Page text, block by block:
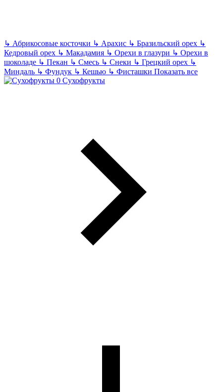
↳ Абрикосовые косточки ↳ Арахис ↳ Бразильский орех ↳
Кедровый орех ↳ Макадамия ↳ Орехи в глазури ↳ Орехи в
шоколаде ↳ Пекан ↳ Смесь ↳ Снеки ↳ Грецкий орех ↳
Миндаль ↳ Фундук ↳ Кешью ↳ Фисташки Показать все
Сухофрукты